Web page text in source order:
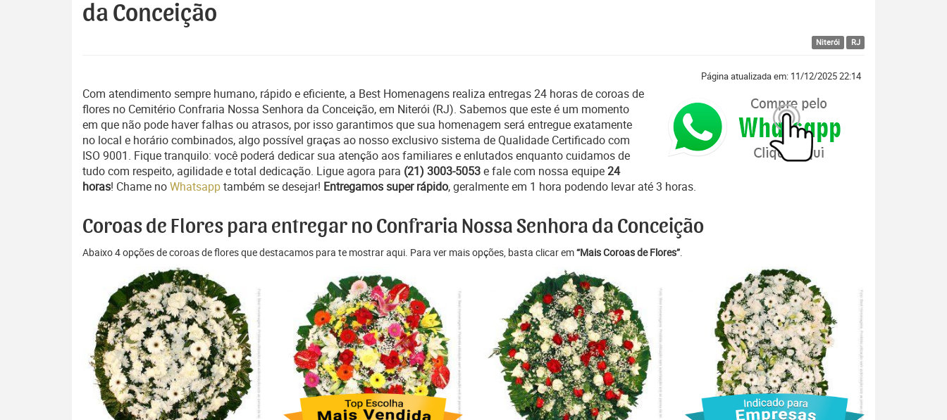
da Conceição
Niterói RJ
Página atualizada em: 11/12/2025 22:14
Com atendimento sempre humano, rápido e eficiente, a Best Homenagens realiza entregas 24 horas de coroas de
flores no Cemitério Confraria Nossa Senhora da Conceição, em Niterói (RJ). Sabemos que este é um momento
em que não pode haver falhas ou atrasos, por isso garantimos que sua homenagem será entregue exatamente
no local e horário combinados, algo possível graças ao nosso exclusivo sistema de Qualidade Certificado com
ISO 9001. Fique tranquilo: você poderá dedicar sua atenção aos familiares e enlutados enquanto cuidamos de
tudo com respeito, agilidade e total dedicação. Ligue agora para (21) 3003-5053e fale com nossa equipe24
horas! Chame noWhatsapptambém se desejar! Entregamos super rápido, geralmente em 1 hora podendo levar até 3 horas.
Coroas de Flores para entregar no Confraria Nossa Senhora da Conceição
Abaixo 4 opções de coroas de flores que destacamos para te mostrar aqui. Para ver mais opções, basta clicar em“Mais Coroas de Flores”.